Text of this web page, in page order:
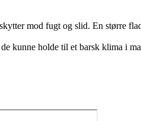
mod fugt og slid. En større
kunne holde til et barsk klima i